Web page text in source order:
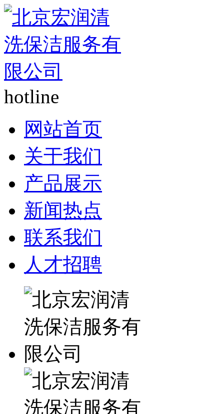
hotline
网站首页
关于我们
产品展示
新闻热点
联系我们
人才招聘